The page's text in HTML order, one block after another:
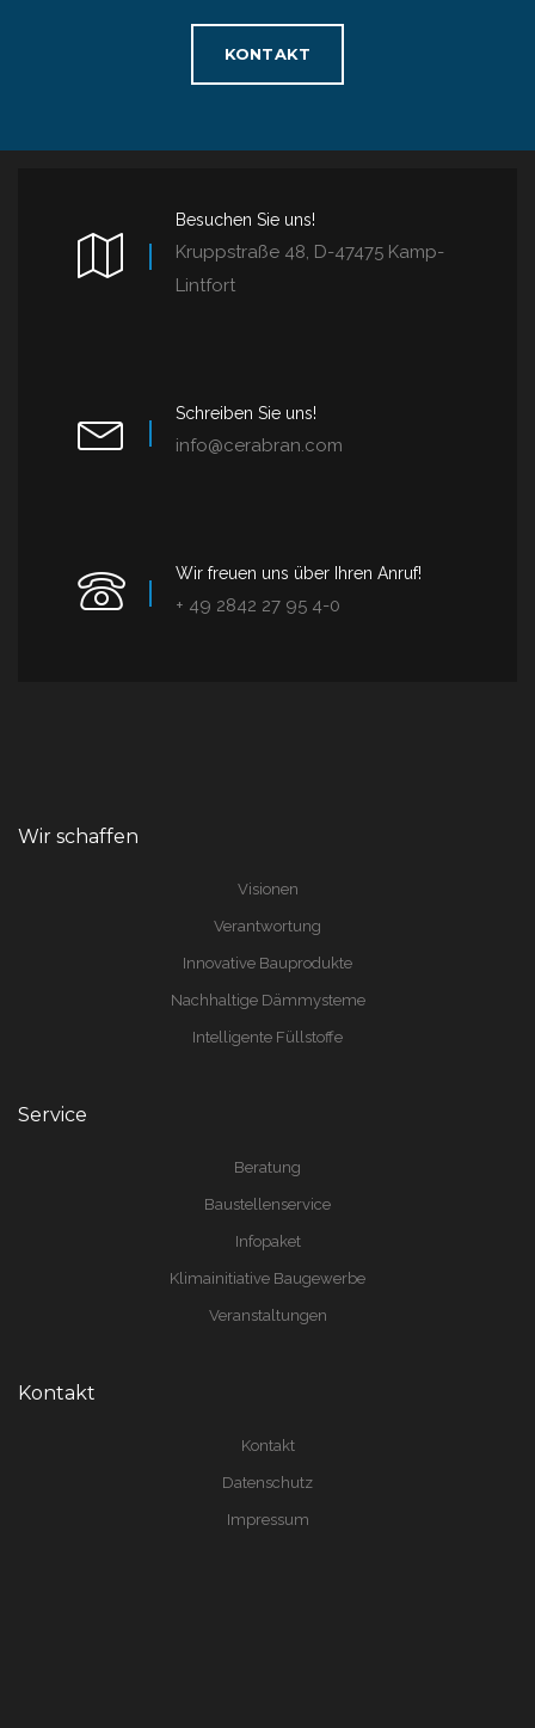
KONTAKT
Besuchen Sie uns!
Kruppstraße 48, D-47475 Kamp-
Lintfort
Schreiben Sie uns!
info@cerabran.com
Wir freuen uns über Ihren Anruf!
+ 49 2842 27 95 4-0
Wir schaffen
Visionen
Verantwortung
Innovative Bauprodukte
Nachhaltige Dämmysteme
Intelligente Füllstoffe
Service
Beratung
Baustellenservice
Infopaket
Klimainitiative Baugewerbe
Veranstaltungen
Kontakt
Kontakt
Datenschutz
Impressum